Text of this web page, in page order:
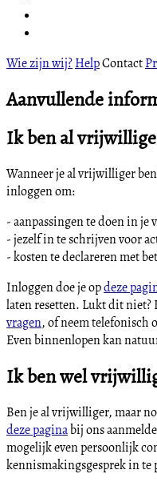
Wie zijn wij?HelpContact
Aanvullende
Ik ben al
Wanneer je al vrijwilliger
inloggen om:
- aanpassingen te doen in
- jezelf in te schrijven voor
- kosten te declareren met
Inloggen doe je opdeze
laten resetten. Lukt dit niet?
vragen, of neem telefonisch
Even binnenlopen kan
Ik ben wel
Ben je al vrijwilliger, maar
deze paginabij ons
mogelijk even persoonlijk
kennismakingsgesprek in te